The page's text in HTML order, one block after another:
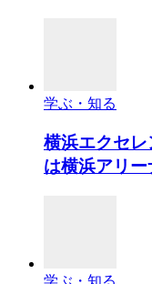
学ぶ・知る
横浜エクセ
は横浜アリ
学ぶ・知る